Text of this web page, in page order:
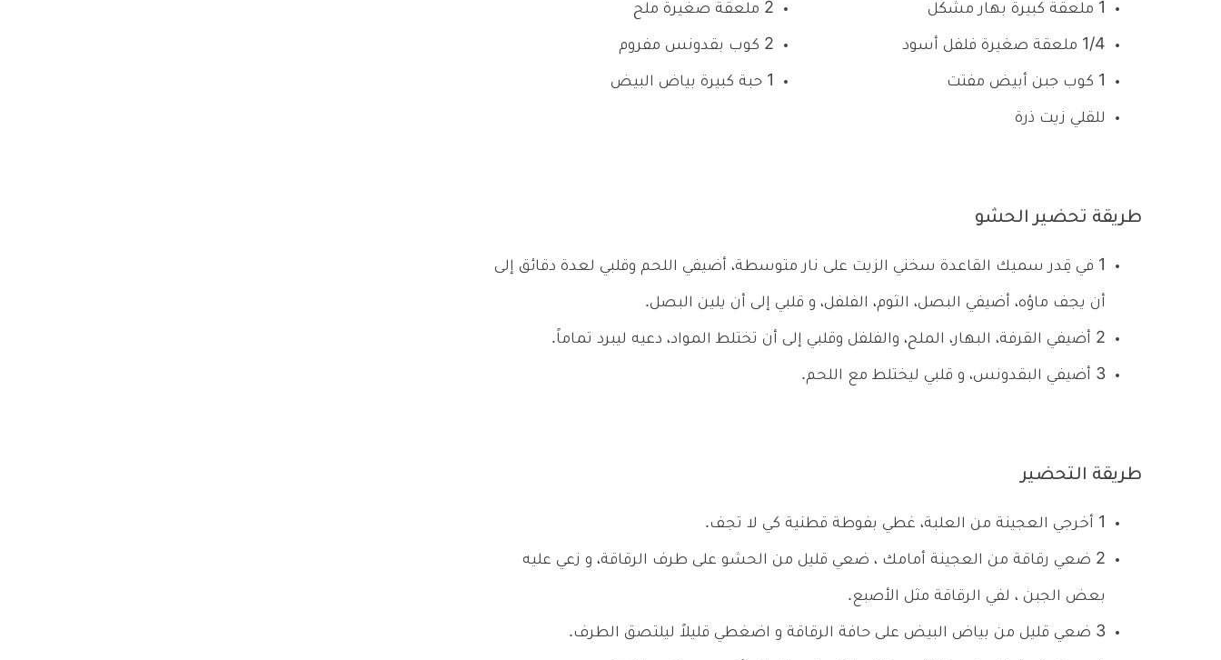
1 ملعقة كبيرة بهار مشكل 2 ملعقة صغيرة ملح
1/4 ملعقة صغيرة فلفل أسود 2 كوب بقدونس مفروم
1 كوب جبن أبيض مفتت 1 حبة كبيرة بياض البيض
للقلي زيت ذرة
طريقة تحضير الحشو
1 في قِدر سميك القاعدة سخني الزيت على نار متوسطة، أضيفي اللحم وقلبي لعدة دقائق إلى
أن يجف ماؤه، أضيفي البصل، الثوم، الفلفل، و قلبي إلى أن يلين البصل.
2 أضيفي القرفة، البهار، الملح، والفلفل وقلبي إلى أن تختلط المواد، دعيه ليبرد تماماً.
3 أضيفي البقدونس، و قلبي ليختلط مع اللحم.
طريقة التحضير
1 أخرجي العجينة من العلبة، غطي بفوطة قطنية كي لا تجف.
2 ضعي رقاقة من العجينة أمامك ، ضعي قليل من الحشو على طرف الرقاقة، و زعي عليه
بعض الجبن ، لفي الرقاقة مثل الأصبع.
3 ضعي قليل من بياض البيض على حافة الرقاقة و اضغطي قليلاً ليلتصق الطرف.